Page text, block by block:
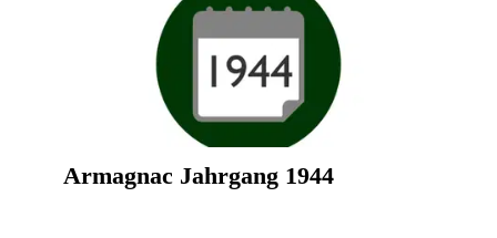
Armagnac Jahrgang 1944